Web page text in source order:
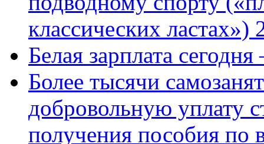
классических ластах»)
Белая зарплата
Более тысячи
добровольную уплату
получения пособия по